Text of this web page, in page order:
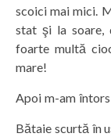
scoici mai mici.
stat şi la soare,
foarte multă
mare!
Apoi m-am
Bătaie scurtă în